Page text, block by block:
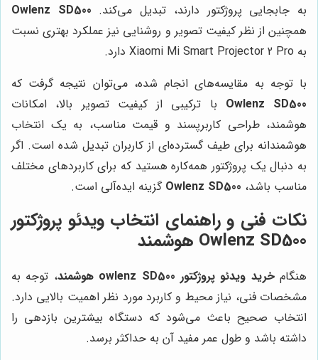
به جابجایی پروژکتور دارند، تبدیل می‌کند. Owlenz SD500
همچنین از نظر کیفیت تصویر و روشنایی نیز عملکرد بهتری نسبت
به Xiaomi Mi Smart Projector 2 Pro دارد.
با توجه به مقایسه‌های انجام شده، می‌توان نتیجه گرفت که
Owlenz SD500 با ترکیبی از کیفیت تصویر بالا، امکانات
هوشمند، طراحی کاربرپسند و قیمت مناسب، به یک انتخاب
هوشمندانه برای طیف گسترده‌ای از کاربران تبدیل شده است. اگر
به دنبال یک پروژکتور همه‌کاره هستید که برای کاربردهای مختلف
مناسب باشد، Owlenz SD500 گزینه ایده‌آلی است.
نکات فنی و راهنمای انتخاب ویدئو پروژکتور
Owlenz SD500 هوشمند
هنگامخرید ویدئو پروژکتور owlenz SD500 هوشمند
، توجه به
مشخصات فنی، نیاز محیط و کاربرد مورد نظر اهمیت بالایی دارد.
انتخاب صحیح باعث می‌شود که دستگاه بیشترین بازدهی را
داشته باشد و طول عمر مفید آن به حداکثر برسد.